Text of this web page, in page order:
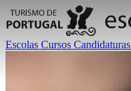
Escolas Cursos Candidaturas